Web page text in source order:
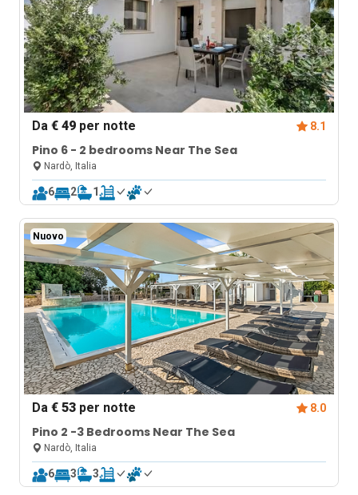
Da€ 49 per notte 8.1
Pino 6 - 2 bedrooms Near The Sea
Nardò, Italia
6 2 1
Nuovo
Da€ 53 per notte 8.0
Pino 2 -3 Bedrooms Near The Sea
Nardò, Italia
6 3 3